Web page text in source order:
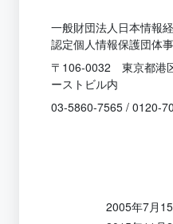
一般財団法人日本情報
認定個人情報保護団体
〒106-0032 東京都港
ーストビル内
03-5860-7565 / 0120-
2005年7月